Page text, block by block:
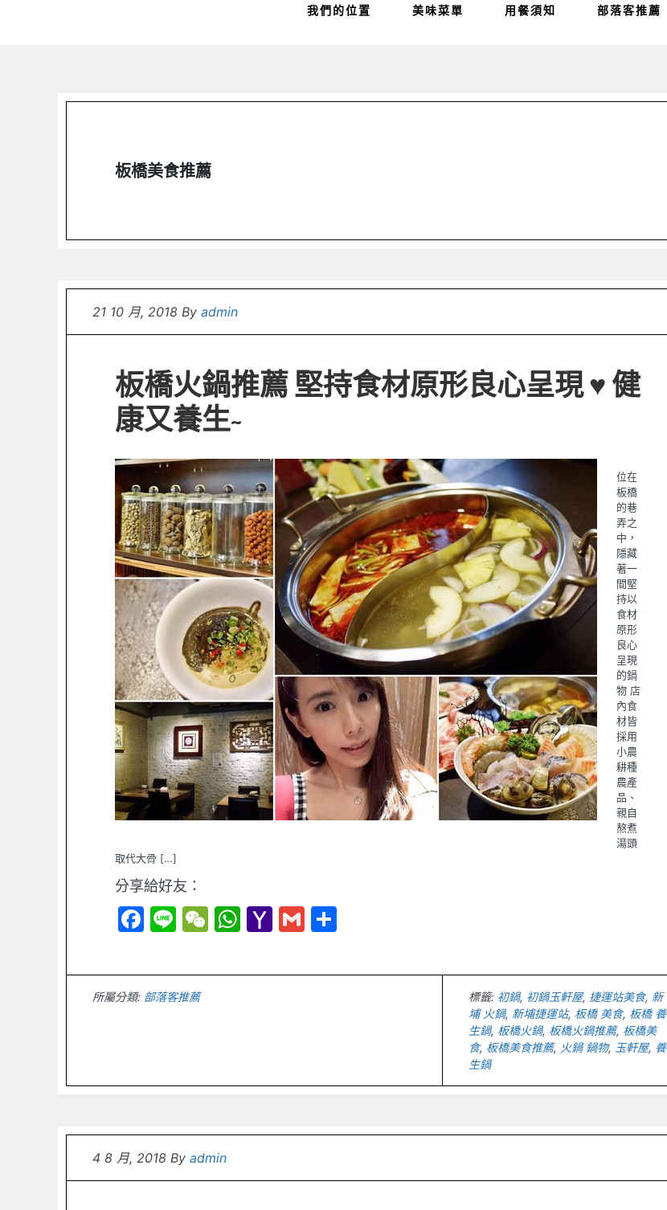
我們的位置 美味菜單 用餐須知 部落客推薦
板橋美食推薦
21 10 月, 2018 By admin
板橋火鍋推薦 堅持食材原形良心呈現 ♥︎ 健
康又養生~
位在
板橋
的巷
弄之
中，
隱藏
著一
間堅
持以
食材
原形
良心
呈現
的鍋
物 店
內食
材皆
採用
小農
耕種
農產
品、
親自
熬煮
湯頭
取代大骨 […]
分享給好友：
Facebook
LineWeChat
WhatsApp
Yahoo
Gmail
所屬分類: 部落客推薦 標籤: 初鍋, 初鍋玉軒屋, 捷運站美食, 新
埔 火鍋, 新埔捷運站, 板橋 美食, 板橋 養
生鍋, 板橋火鍋, 板橋火鍋推薦, 板橋美
食, 板橋美食推薦, 火鍋 鍋物, 玉軒屋, 養
生鍋
4 8 月, 2018 By admin